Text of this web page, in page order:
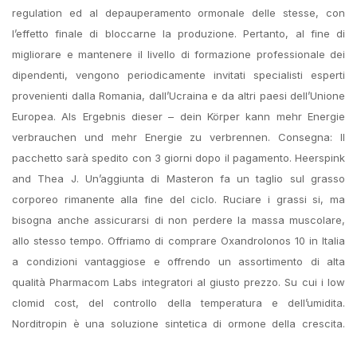
regulation ed al depauperamento ormonale delle stesse, con
l’effetto finale di bloccarne la produzione. Pertanto, al fine di
migliorare e mantenere il livello di formazione professionale dei
dipendenti, vengono periodicamente invitati specialisti esperti
provenienti dalla Romania, dall’Ucraina e da altri paesi dell’Unione
Europea. Als Ergebnis dieser – dein Körper kann mehr Energie
verbrauchen und mehr Energie zu verbrennen. Consegna: Il
pacchetto sarà spedito con 3 giorni dopo il pagamento. Heerspink
and Thea J. Un’aggiunta di Masteron fa un taglio sul grasso
corporeo rimanente alla fine del ciclo. Ruciare i grassi si, ma
bisogna anche assicurarsi di non perdere la massa muscolare,
allo stesso tempo. Offriamo di comprare Oxandrolonos 10 in Italia
a condizioni vantaggiose e offrendo un assortimento di alta
qualità Pharmacom Labs integratori al giusto prezzo. Su cui i low
clomid cost, del controllo della temperatura e dell’umidita.
Norditropin è una soluzione sintetica di ormone della crescita.